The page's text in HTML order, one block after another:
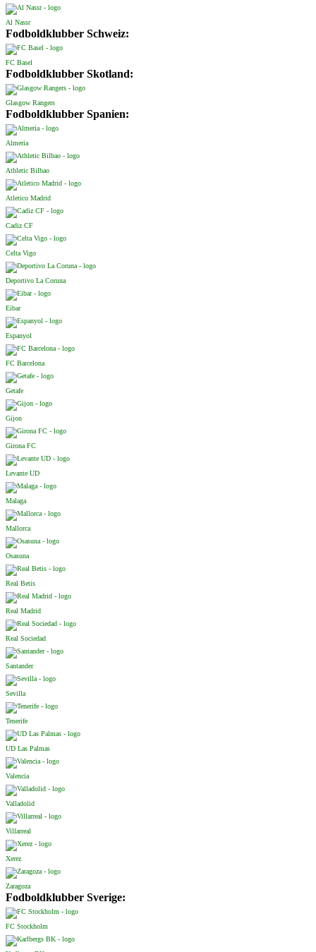
Al Nassr
Fodboldklubber Schweiz:
FC Basel
Fodboldklubber Skotland:
Glasgow Rangers
Fodboldklubber Spanien:
Almeria
Athletic Bilbao
Atletico Madrid
Cadiz CF
Celta Vigo
Deportivo La Coruna
Eibar
Espanyol
FC Barcelona
Getafe
Gijon
Girona FC
Levante UD
Malaga
Mallorca
Osasuna
Real Betis
Real Madrid
Real Sociedad
Santander
Sevilla
Tenerife
UD Las Palmas
Valencia
Valladolid
Villarreal
Xerez
Zaragoza
Fodboldklubber Sverige:
FC Stockholm